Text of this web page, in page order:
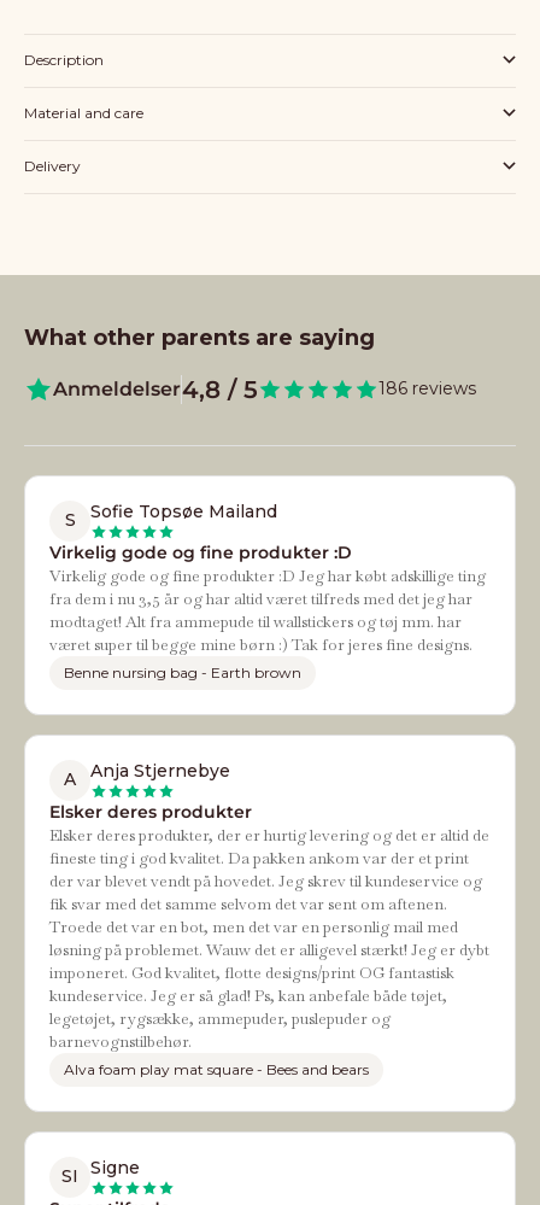
Description
Material and care
Delivery
What other parents are saying
Anmeldelser4,8 / 5 186 reviews
S
Sofie Topsøe Mailand
Virkelig gode og fine produkter :D
Virkelig gode og fine produkter :D Jeg har købt adskillige ting
fra dem i nu 3,5 år og har altid været tilfreds med det jeg har
modtaget! Alt fra ammepude til wallstickers og tøj mm. har
været super til begge mine børn :) Tak for jeres fine designs.
Benne nursing bag - Earth brown
A
Anja Stjernebye
Elsker deres produkter
Elsker deres produkter, der er hurtig levering og det er altid de
fineste ting i god kvalitet. Da pakken ankom var der et print
der var blevet vendt på hovedet. Jeg skrev til kundeservice og
fik svar med det samme selvom det var sent om aftenen.
Troede det var en bot, men det var en personlig mail med
løsning på problemet. Wauw det er alligevel stærkt! Jeg er dybt
imponeret. God kvalitet, flotte designs/print OG fantastisk
kundeservice. Jeg er så glad! Ps, kan anbefale både tøjet,
legetøjet, rygsække, ammepuder, puslepuder og
barnevognstilbehør.
Alva foam play mat square - Bees and bears
SI
Signe